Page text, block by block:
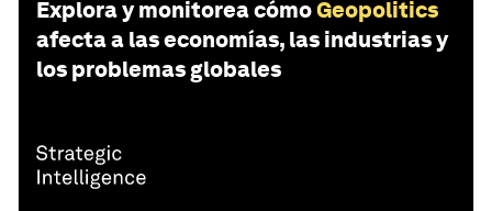
Explora y monitorea cómoGeopolitics
afecta a las economías, las industrias y
los problemas globales